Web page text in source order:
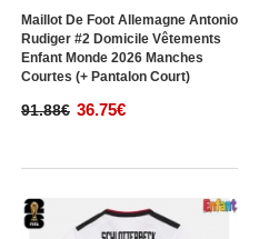
Maillot De Foot Allemagne Antonio
Rudiger #2 Domicile Vêtements
Enfant Monde 2026 Manches
Courtes (+ Pantalon Court)
91.88€ 36.75€